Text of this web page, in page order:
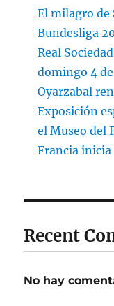
El milagro
Bundesliga
Real
domingo 4
Oyarzabal
Exposición
el Museo del
Francia
Recent
No hay